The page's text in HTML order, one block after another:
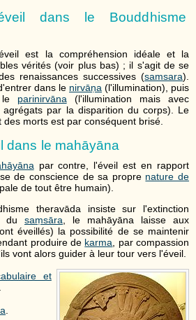
dans le Bouddhisme
est la compréhension idéale et la
vérités (voir plus bas) ; il s'agit de se
renaissances successives (samsara).
dans le nirvāṇa (l'illumination), puis
le parinirvāna (l'illumination mais avec
agrégats par la disparition du corps). Le
morts est par conséquent brisé.
dans le mahāyāna
par contre, l'éveil est en rapport
de conscience de sa propre nature de
de tout être humain).
theravāda insiste sur l'extinction
du saṃsāra , le mahāyāna laisse aux
éveillés) la possibilité de se maintenir
produire de karma , par compassion
vont alors guider à leur tour vers l'éveil.
et
.